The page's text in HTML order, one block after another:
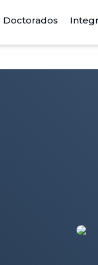
Doctorados